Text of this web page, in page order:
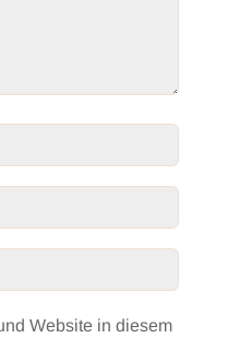
Website in diesem